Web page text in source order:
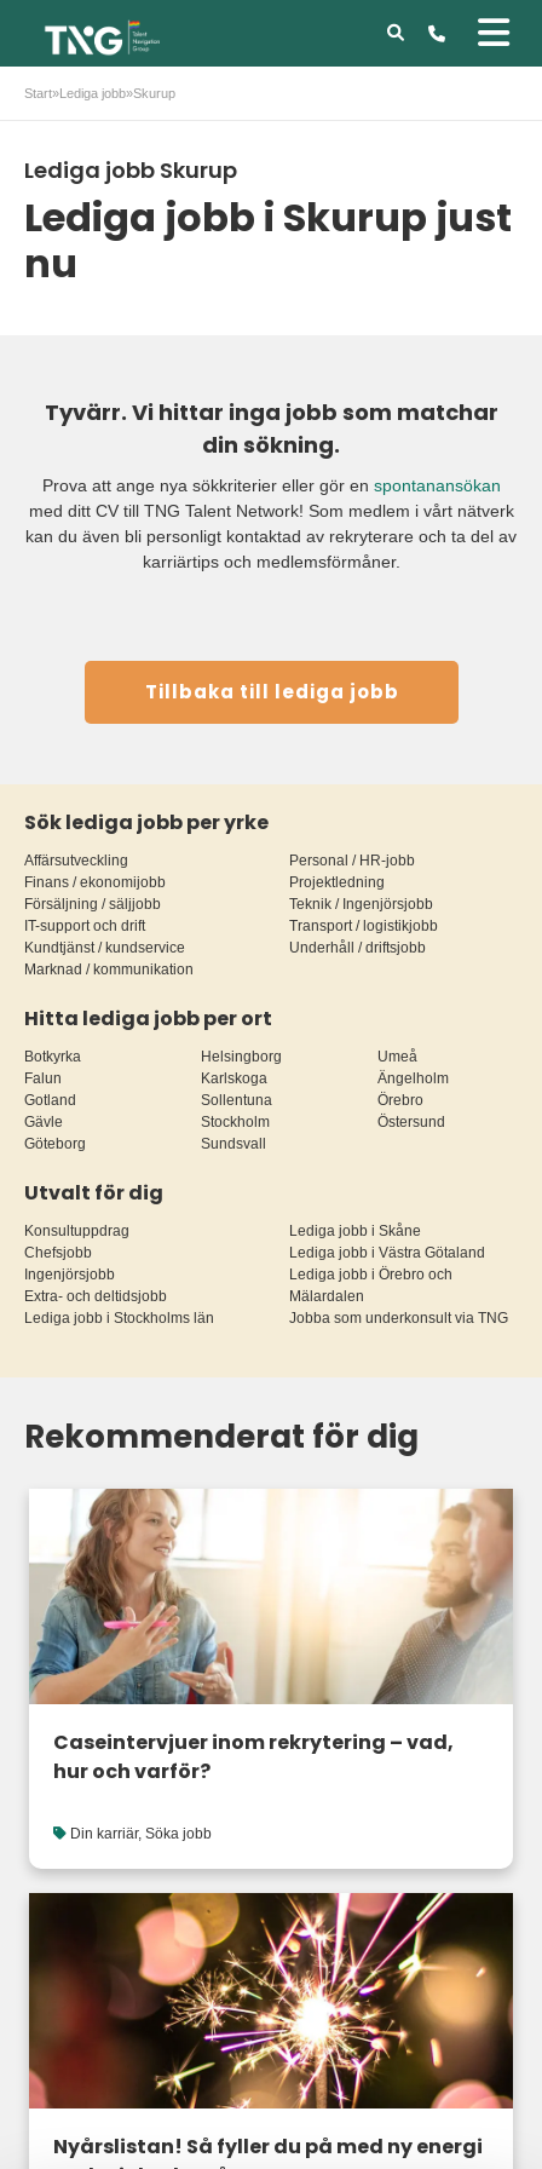
Start»Lediga jobb»Skurup
Lediga jobb Skurup
Lediga jobb i Skurup just
nu
Tyvärr. Vi hittar inga jobb som matchar
din sökning.
Prova att ange nya sökkriterier eller gör en spontanansökan
med ditt CV till TNG Talent Network! Som medlem i vårt nätverk
kan du även bli personligt kontaktad av rekryterare och ta del av
karriärtips och medlemsförmåner.
Tillbaka till lediga jobb
Sök lediga jobb per yrke
Affärsutveckling
Finans / ekonomijobb
Försäljning / säljjobb
IT-support och drift
Kundtjänst / kundservice
Marknad / kommunikation
Personal / HR-jobb
Projektledning
Teknik / Ingenjörsjobb
Transport / logistikjobb
Underhåll / driftsjobb
Hitta lediga jobb per ort
Botkyrka
Falun
Gotland
Gävle
Göteborg
Helsingborg
Karlskoga
Sollentuna
Stockholm
Sundsvall
Umeå
Ängelholm
Örebro
Östersund
Utvalt för dig
Konsultuppdrag
Chefsjobb
Ingenjörsjobb
Extra- och deltidsjobb
Lediga jobb i Stockholms län
Lediga jobb i Skåne
Lediga jobb i Västra Götaland
Lediga jobb i Örebro och
Mälardalen
Jobba som underkonsult via TNG
Rekommenderat för dig
Caseintervjuer inom rekrytering – vad,
hur och varför?
Din karriär, Söka jobb
Nyårslistan! Så fyller du på med ny energi